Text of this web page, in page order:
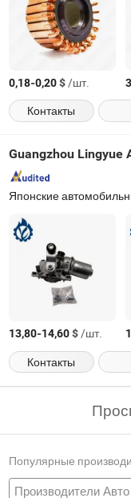
0,18-0,20$/шт.
Контакты
Guangzhou Lingyue
13,80-14,60$/шт.
Контакты
Популярные
Производители